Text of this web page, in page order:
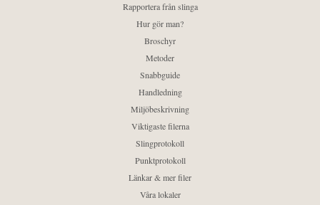
Rapportera från slinga
Hur gör man?
Broschyr
Metoder
Snabbguide
Handledning
Miljöbeskrivning
Viktigaste filerna
Slingprotokoll
Punktprotokoll
Länkar & mer filer
Våra lokaler